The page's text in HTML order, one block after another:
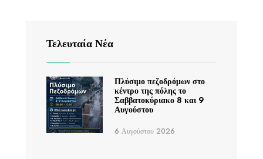
Τελευταία Νέα
Πλύσιμο πεζοδρόμων στο
κέντρο της πόλης το
Σαββατοκύριακο 8 και 9
Αυγούστου
6 Αυγούστου 2026